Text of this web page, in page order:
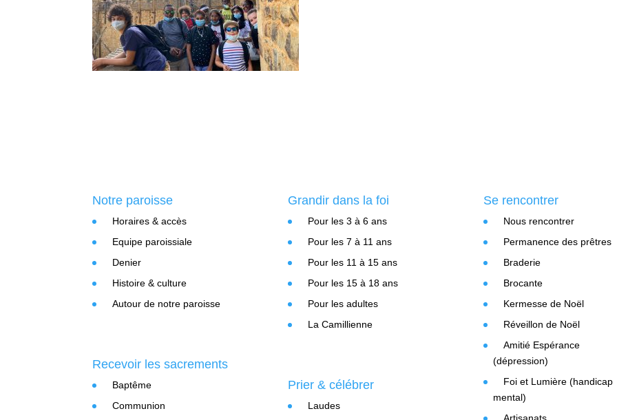
Notre paroisse
Horaires & accès
Equipe paroissiale
Denier
Histoire & culture
Autour de notre paroisse
Recevoir les sacrements
Baptême
Communion
Grandir dans la foi
Pour les 3 à 6 ans
Pour les 7 à 11 ans
Pour les 11 à 15 ans
Pour les 15 à 18 ans
Pour les adultes
La Camillienne
Prier & célébrer
Laudes
Se rencontrer
Nous rencontrer
Permanence des prêtres
Braderie
Brocante
Kermesse de Noël
Réveillon de Noël
Amitié Espérance
(dépression)
Foi et Lumière (handicap
mental)